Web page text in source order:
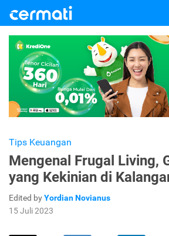
Tips Keuangan
Mengenal Frugal Living,
yang Kekinian di
Edited byYordian Novianus
15 Juli 2023